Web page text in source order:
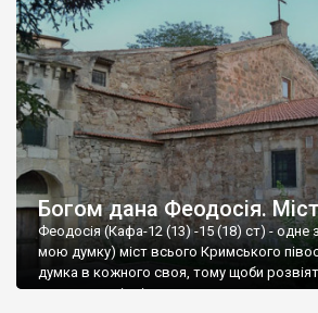
Богом дана Феодосія.
Феодосія (Кафа-12 (13) -15 (18) ст) - одне
мою думку) міст всього Кримського
думка в кожного своя, тому щоби
запрошую відвідати це